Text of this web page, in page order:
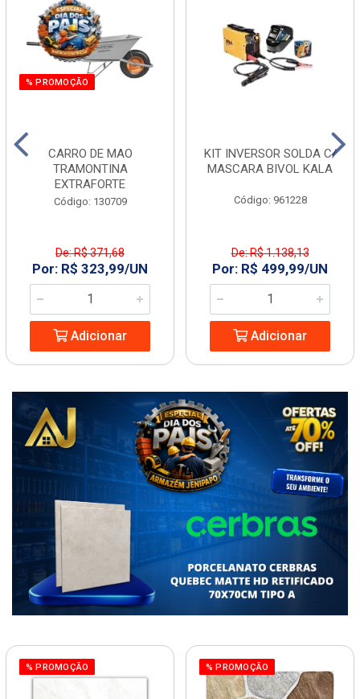
% PROMOÇÃO
CARRO DE MAO
TRAMONTINA
EXTRAFORTE
Código: 130709
De: R$ 371,68
Por: R$ 323,99/UN
Adicionar
KIT INVERSOR SOLDA C/
MASCARA BIVOL KALA
Código: 961228
De: R$ 1.138,13
Por: R$ 499,99/UN
Adicionar
% PROMOÇÃO % PROMOÇÃO